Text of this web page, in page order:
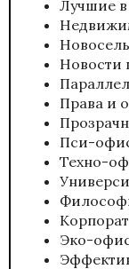
Лучшие
Новости
Права и
Пси-
Техно-
Эко-